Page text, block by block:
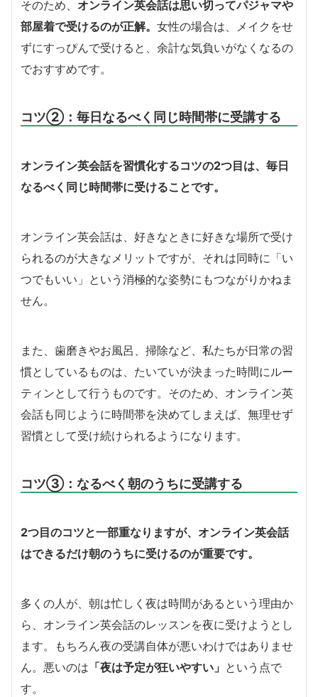
そのため、 オンライン英会話は思い切ってパジャマや
部屋着で受けるのが正解。 女性の場合は、メイクをせ
ずにすっぴんで受けると、余計な気負いがなくなるの
でおすすめです。
コツ②：毎日なるべく同じ時間帯に受講する
オンライン英会話を習慣化するコツの2つ目は、毎日
なるべく同じ時間帯に受けることです。
オンライン英会話は、好きなときに好きな場所で受け
られるのが大きなメリットですが、それは同時に「い
つでもいい」という消極的な姿勢にもつながりかねま
せん。
また、歯磨きやお風呂、掃除など、私たちが日常の習
慣としているものは、たいていが決まった時間にルー
ティンとして行うものです。そのため、オンライン英
会話も同じように時間帯を決めてしまえば、無理せず
習慣として受け続けられるようになります。
コツ③：なるべく朝のうちに受講する
2つ目のコツと一部重なりますが、オンライン英会話
はできるだけ朝のうちに受けるのが重要です。
多くの人が、朝は忙しく夜は時間があるという理由か
ら、オンライン英会話のレッスンを夜に受けようとし
ます。もちろん夜の受講自体が悪いわけではありませ
ん。悪いのは 「夜は予定が狂いやすい」 という点で
す。